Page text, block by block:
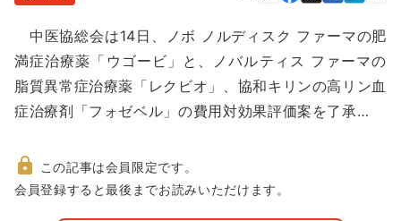
に
動
中医協総会は14日、ノボ ノルディスク ファーマの肥
満症治療薬「ウゴービ」と、ノバルティス ファーマの
脂質異常症治療薬「レクビオ」、協和キリンの高リン血
症治療剤「フォゼベル」の費用対効果評価案を了承…
非
この記事は会員限定です。
会員登録すると最後までお読みいただけます。